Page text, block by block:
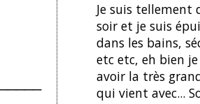
Je suis tellement
soir et je suis
dans les bains,
etc etc, eh bien
avoir la très
qui vient avec...